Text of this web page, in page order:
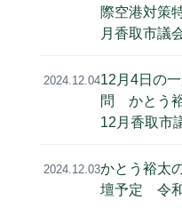
際空港対策
月香取市議
2024.12.0412月4日の
問 かとう
12月香取市
2024.12.03かとう裕太
壇予定 令